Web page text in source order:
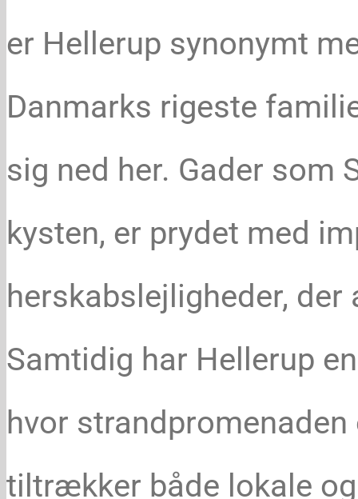
er Hellerup synonymt
Danmarks rigeste
sig ned her. Gader som
kysten, er prydet med
herskabslejligheder,
Samtidig har Hellerup
hvor
tiltrækker både lokale